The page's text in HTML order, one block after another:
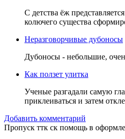
С детства ёж
колючего существа
Неразговорчивые дубоносы
Дубоносы - небольшие,
Как ползет улитка
Ученые разгадали самую
приклеиваться и затем
Добавить комментарий
Пропуск ттк ск помощь в